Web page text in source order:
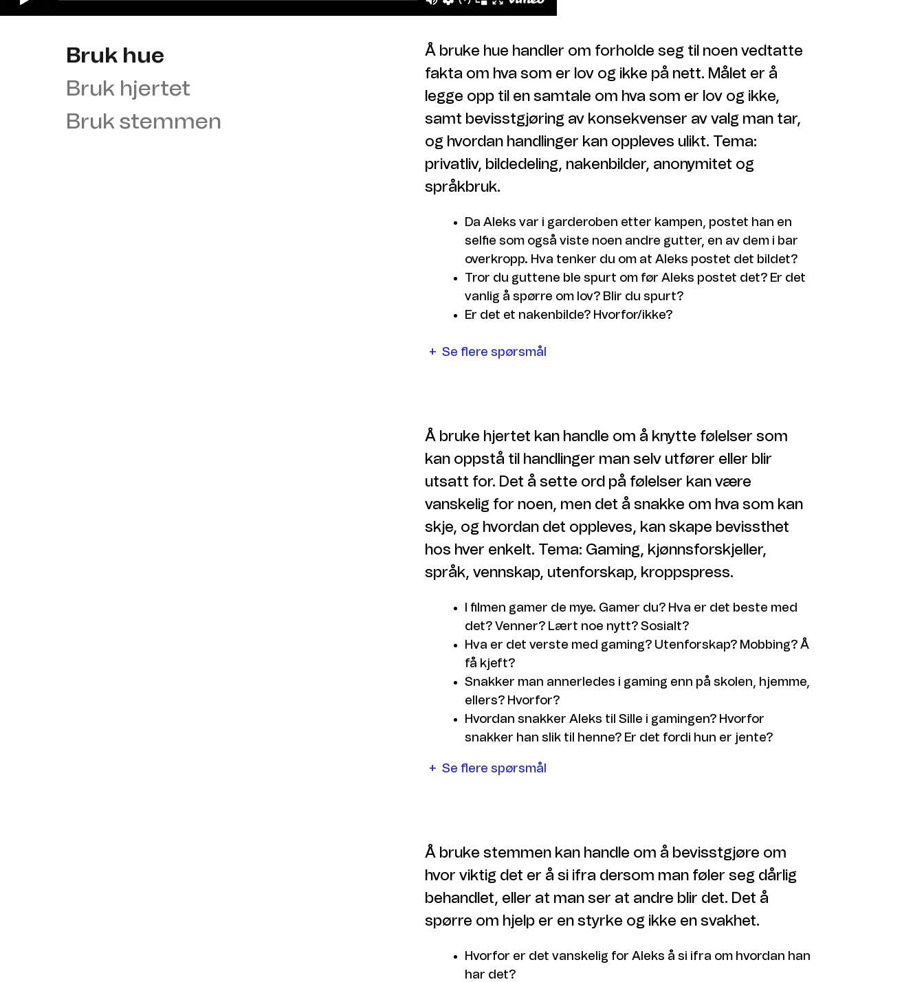
Bruk hue
Bruk hjertet
Bruk stemmen
Å bruke hue handler om forholde seg til noen vedtatte
fakta om hva som er lov og ikke på nett. Målet er å
legge opp til en samtale om hva som er lov og ikke,
samt bevisstgjøring av konsekvenser av valg man tar,
og hvordan handlinger kan oppleves ulikt. Tema:
privatliv, bildedeling, nakenbilder, anonymitet og
språkbruk.
Da Aleks var i garderoben etter kampen, postet han en
selfie som også viste noen andre gutter, en av dem i bar
overkropp. Hva tenker du om at Aleks postet det bildet?
Tror du guttene ble spurt om før Aleks postet det? Er det
vanlig å spørre om lov? Blir du spurt?
Er det et nakenbilde? Hvorfor/ikke?
Det ble også postet en film av Aleks som springer rundt på
anonym bruker. Er det vanlig å være anonym på nett? Har
dere slike grupper?
Se flere spørsmål
Å bruke hjertet kan handle om å knytte følelser som
kan oppstå til handlinger man selv utfører eller blir
utsatt for. Det å sette ord på følelser kan være
vanskelig for noen, men det å snakke om hva som kan
skje, og hvordan det oppleves, kan skape bevissthet
hos hver enkelt. Tema: Gaming, kjønnsforskjeller,
språk, vennskap, utenforskap, kroppspress.
I filmen gamer de mye. Gamer du? Hva er det beste med
det? Venner? Lært noe nytt? Sosialt?
Hva er det verste med gaming? Utenforskap? Mobbing? Å
få kjeft?
Snakker man annerledes i gaming enn på skolen, hjemme,
ellers? Hvorfor?
Hvordan snakker Aleks til Sille i gamingen? Hvorfor
snakker han slik til henne? Er det fordi hun er jente?
Hvordan snakker Aleks til Sille i gamingen? Hvorfor
Er det noe vi voksne ikke skjønner eller får med oss med
gamingen? Noe du vil at jeg og vi skal vite?
Hva tenker du om Aleks? Hvordan har han det?
Tror du han har god eller dårlig selvtillit? Hvorfor havner
han utenfor?
god og dårlig på?
Hva er det Liam driver med inne på do? Er det vanlig å
Se flere spørsmål
Å bruke stemmen kan handle om å bevisstgjøre om
hvor viktig det er å si ifra dersom man føler seg dårlig
behandlet, eller at man ser at andre blir det. Det å
spørre om hjelp er en styrke og ikke en svakhet.
Hvorfor er det vanskelig for Aleks å si ifra om hvordan han
har det?